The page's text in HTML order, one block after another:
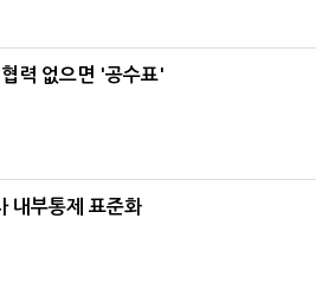
력 없으면 '공수표'
내부통제 표준화